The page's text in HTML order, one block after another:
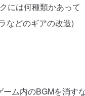
には何種類かあって
などのギアの改造)
ーム内のBGMを消す